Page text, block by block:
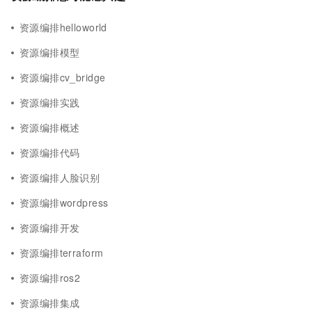
资源编排helloworld
资源编排模型
资源编排cv_bridge
资源编排实践
资源编排概述
资源编排代码
资源编排人脸识别
资源编排wordpress
资源编排开发
资源编排terraform
资源编排ros2
资源编排集成